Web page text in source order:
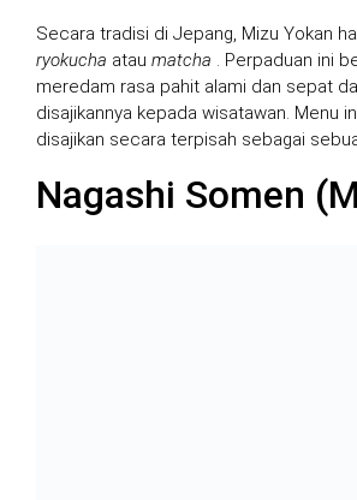
Secara tradisi di Jepang, Mizu Yokan
ryokucha atau matcha . Perpaduan ini
meredam rasa pahit alami dan sepat
disajikannya kepada wisatawan. Menu
disajikan secara terpisah sebagai
Nagashi Somen